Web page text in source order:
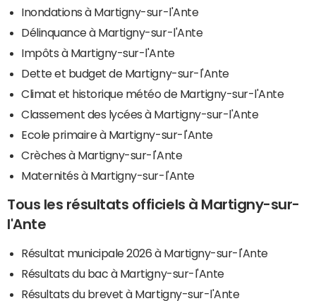
Inondations à Martigny-sur-l'Ante
Délinquance à Martigny-sur-l'Ante
Impôts à Martigny-sur-l'Ante
Dette et budget de Martigny-sur-l'Ante
Climat et historique météo de Martigny-sur-l'Ante
Classement des lycées à Martigny-sur-l'Ante
Ecole primaire à Martigny-sur-l'Ante
Crèches à Martigny-sur-l'Ante
Maternités à Martigny-sur-l'Ante
Tous les résultats officiels à Martigny-sur-
l'Ante
Résultat municipale 2026 à Martigny-sur-l'Ante
Résultats du bac à Martigny-sur-l'Ante
Résultats du brevet à Martigny-sur-l'Ante